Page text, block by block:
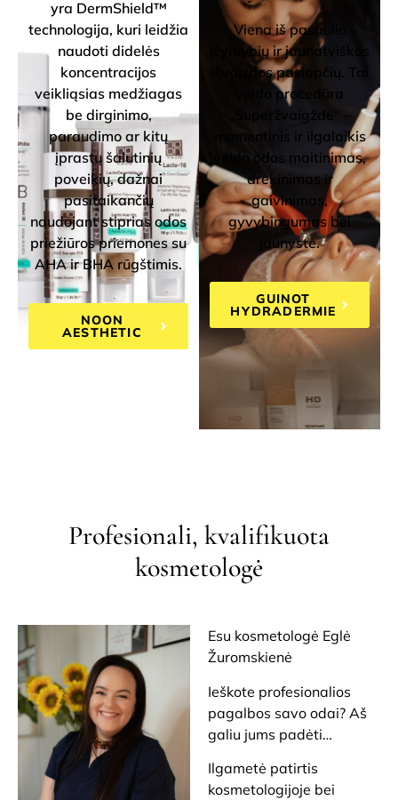
yra DermShield™
technologija, kuri leidžia
naudoti didelės
koncentracijos
veikliąsias medžiagas
be dirginimo,
paraudimo ar kitų
įprastų šalutinių
poveikių, dažnai
pasitaikančių
naudojant stiprias odos
priežiūros priemones su
AHA ir BHA rūgštimis.
NOON
AESTHETIC
Viena iš pasaulio
įžymybių ir jaunatviškos
išvaizdos paslapčių. Tai
veido procedūra
„Superžvaigždė“ –
momentinis ir ilgalaikis
veido odos maitinimas,
drėkinimas ir
gaivinimas,
gyvybingumas bei
jaunystė.
GUINOT
HYDRADERMIE
Profesionali, kvalifikuota
kosmetologė
Esu kosmetologė Eglė
Žuromskienė
Ieškote profesionalios
pagalbos savo odai? Aš
galiu jums padėti…
Ilgametė patirtis
kosmetologijoje bei